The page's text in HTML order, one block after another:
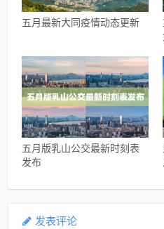
五月最新大同疫情动态更新
五月版乳山公交最新时刻表
发布
发表评论